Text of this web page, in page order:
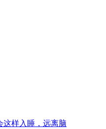
这样入睡，远离脑